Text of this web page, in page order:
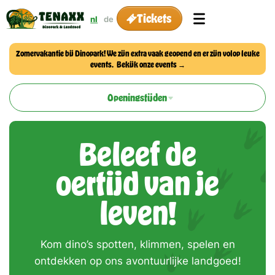
nl de Tickets
Zomervakantie bij Dinopark! We zijn extra vaak geopend en er zijn volop leuke
events. Bekijk onze events→
Openingstijden
Beleef de
oertijd van je
leven!
Kom dino’s spotten, klimmen, spelen en
ontdekken op ons avontuurlijke landgoed!